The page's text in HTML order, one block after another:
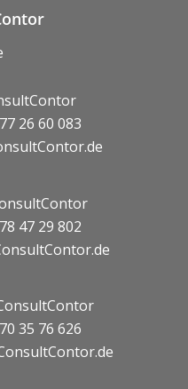
26 60 083
47 29 802
35 76 626